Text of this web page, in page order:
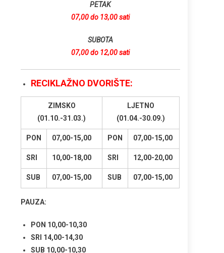
PETAK
07,00 do 13,00 sati
SUBOTA
07,00 do 12,00 sati
RECIKLAŽNO DVORIŠTE:
ZIMSKO
(01.10.-31.03.)
LJETNO
(01.04.-30.09.)
PON 07,00-15,00 PON 07,00-15,00
SRI 10,00-18,00 SRI 12,00-20,00
SUB 07,00-15,00 SUB 07,00-15,00
PAUZA:
PON 10,00-10,30
SRI 14,00-14,30
SUB 10,00-10,30